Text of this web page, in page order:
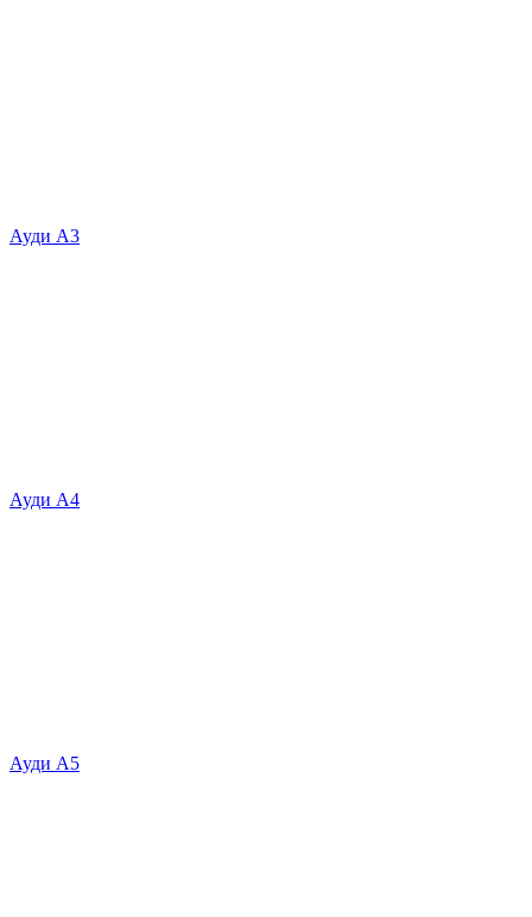
Ауди А3
Ауди А4
Ауди А5